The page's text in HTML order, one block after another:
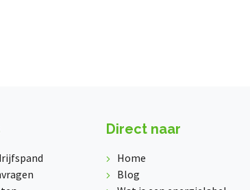
Direct naar
Home
Blog